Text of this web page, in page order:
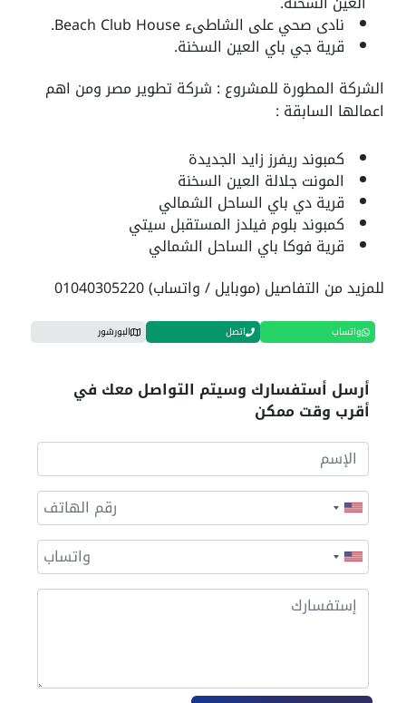
نادى صحي على الشاطىء Beach Club House.
قرية جي باي العين السخنة.
الشركة المطورة للمشروع : شركة تطوير مصر ومن اهم
اعمالها السابقة :
كمبوند ريفرز زايد الجديدة
المونت جلالة العين السخنة
قرية دي باي الساحل الشمالي
كمبوند بلوم فيلدز المستقبل سيتي
قرية فوكا باي الساحل الشمالي
للمزيد من التفاصيل (موبايل / واتساب) 01040305220
واتساب اتصل البورشور
أرسل أستفسارك وسيتم التواصل معك في
أقرب وقت ممكن